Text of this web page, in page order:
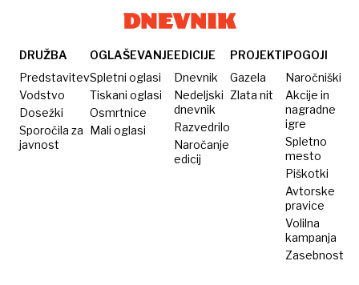
DRUŽBA
Predstavitev
Vodstvo
Dosežki
Sporočila za
javnost
OGLAŠEVANJE
Spletni oglasi
Tiskani oglasi
Osmrtnice
Mali oglasi
EDICIJE
Dnevnik
Nedeljski
dnevnik
Razvedrilo
Naročanje
edicij
PROJEKTI
Gazela
Zlata nit
POGOJI
Naročniški
Akcije in
nagradne
igre
Spletno
mesto
Piškotki
Avtorske
pravice
Volilna
kampanja
Zasebnost